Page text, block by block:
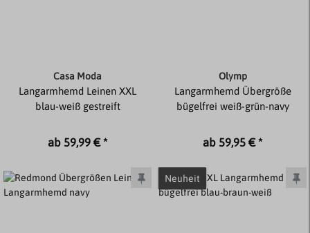
Casa Moda
Langarmhemd Leinen XXL
blau-weiß gestreift
ab 59,99 € *
Olymp
Langarmhemd Übergröße
bügelfrei weiß-grün-navy
ab 59,95 € *
Neuheit